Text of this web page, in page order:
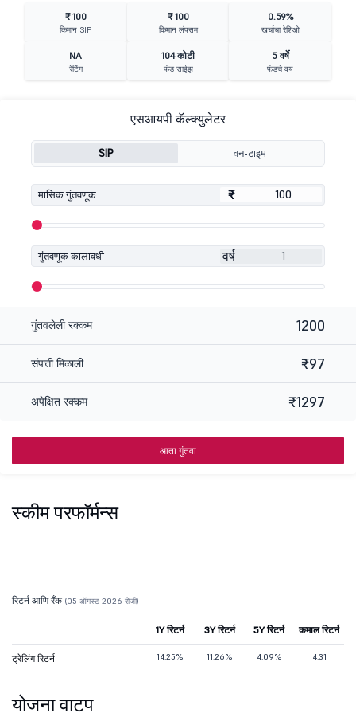
₹ 100
किमान SIP
₹ 100
किमान लंपसम
0.59%
खर्चाचा रेशिओ
NA
रेटिंग
104 कोटी
फंड साईझ
5 वर्षे
फंडचे वय
एसआयपी कॅल्क्युलेटर
SIP वन-टाइम
मासिक गुंतवणूक ₹
₹
गुंतवणूक कालावधी वर्ष
गुंतवलेली रक्कम 1200
संपत्ती मिळाली ₹97
अपेक्षित रक्कम ₹1297
आता गुंतवा
स्कीम परफॉर्मन्स
रिटर्न आणि रँक (05 ऑगस्ट 2026 रोजी)
1Y रिटर्न 3Y रिटर्न 5Y रिटर्न कमाल रिटर्न
ट्रेलिंग रिटर्न 14.25% 11.26% 4.09% 4.31
योजना वाटप